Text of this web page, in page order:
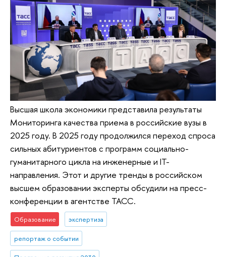
Высшая школа экономики представила результаты
Мониторинга качества приема в российские вузы в
2025 году. В 2025 году продолжился переход спроса
сильных абитуриентов с программ социально-
гуманитарного цикла на инженерные и IT-
направления. Этот и другие тренды в российском
высшем образовании эксперты обсудили на пресс-
конференции в агентстве ТАСС.
Образование экспертиза
репортаж о событии